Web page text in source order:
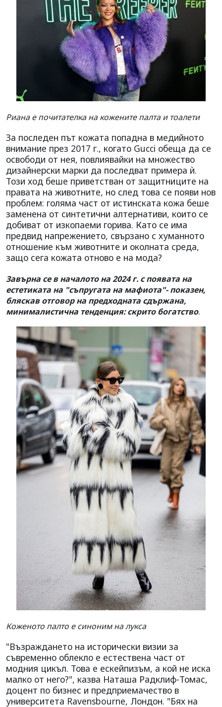
Риана е почитателка на кожените палта и тоалети
За последен път кожата попадна в медийното
внимание през 2017 г., когато Gucci обеща да се
освободи от нея, повлиявайки на множество
дизайнерски марки да последват примера ѝ.
Този ход беше приветстван от защитниците на
правата на животните, но след това се появи нов
проблем: голяма част от истинската кожа беше
заменена от синтетични алтернативи, които се
добиват от изкопаеми горива. Като се има
предвид напрежението, свързано с хуманното
отношение към животните и околната среда,
защо сега кожата отново е на мода?
Завърна се в началото на 2024 г. с появата на
естетиката на "съпругата на мафиота"- показен,
бляскав отговор на предходната сдържана,
минималистична тенденция: скрито богатство.
Коженото палто е синоним на лукса
"Възраждането на исторически визии за
съвременно облекло е естествена част от
модния цикъл. Това е ескейпизъм, а кой не иска
малко от него?", казва Наташа Радклиф-Томас,
доцент по бизнес и предприемачество в
университета Ravensbourne, Лондон. "Бях на